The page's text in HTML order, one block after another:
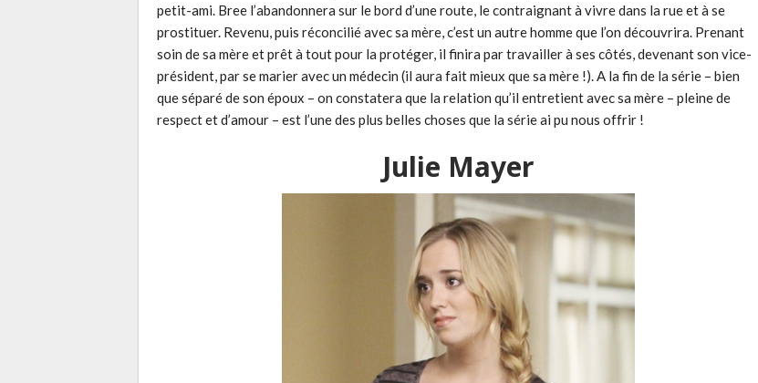
petit-ami. Bree l’abandonnera sur le bord d’une route, le contraignant à vivre dans la rue et à se
prostituer. Revenu, puis réconcilié avec sa mère, c’est un autre homme que l’on découvrira. Prenant
soin de sa mère et prêt à tout pour la protéger, il finira par travailler à ses côtés, devenant son vice-
président, par se marier avec un médecin (il aura fait mieux que sa mère !). A la fin de la série – bien
que séparé de son époux – on constatera que la relation qu’il entretient avec sa mère – pleine de
respect et d’amour – est l’une des plus belles choses que la série ai pu nous offrir !
Julie Mayer